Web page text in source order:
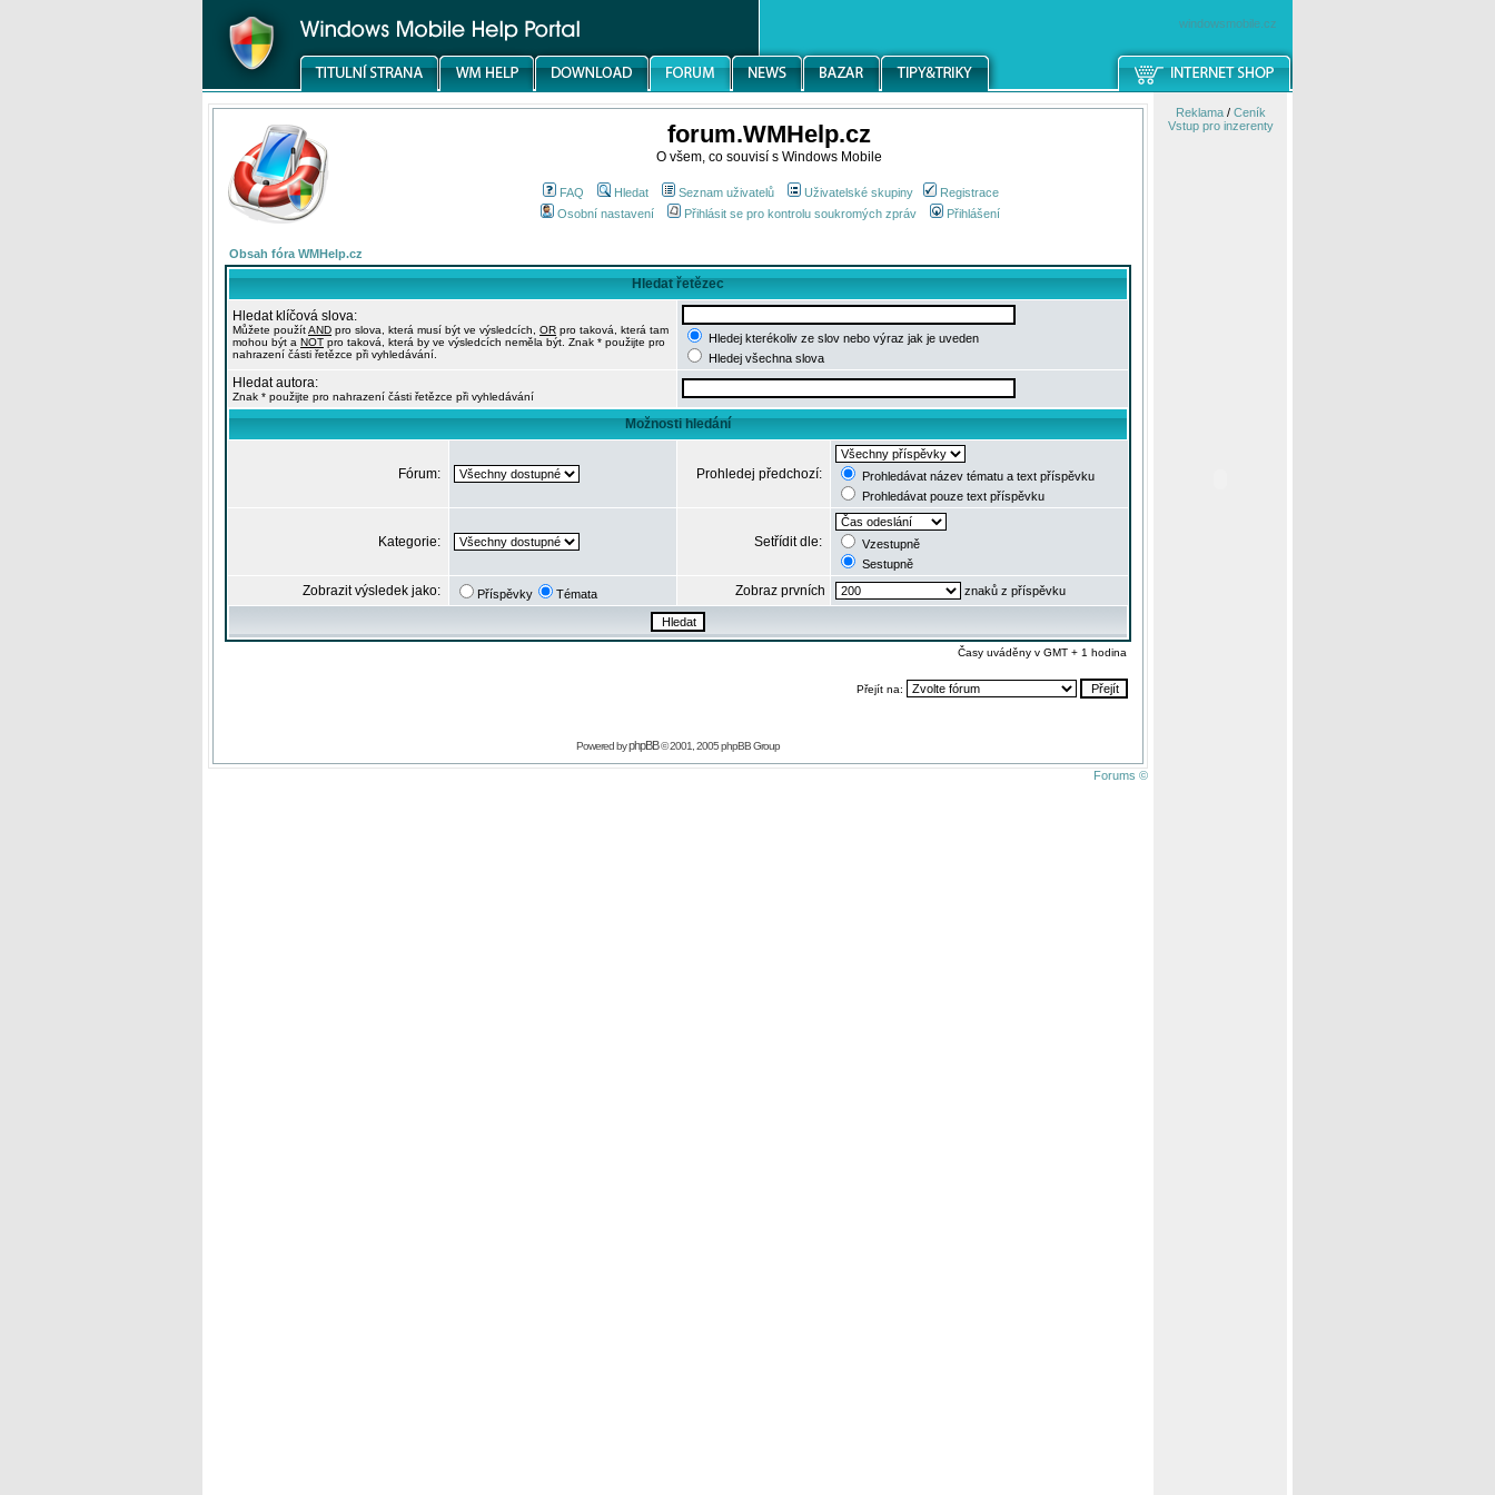
windowsmobile.cz
forum.WMHelp.cz
O všem, co souvisí s Windows Mobile
FAQ Hledat Seznam uživatelů Uživatelské skupiny
Registrace
Osobní nastavení
Přihlásit se pro kontrolu soukromých zpráv Přihlášení
Obsah fóra WMHelp.cz
Hledat řetězec
Hledat klíčová slova:
Můžete použítAND pro slova, která musí být ve výsledcích, OR pro taková, která tam
mohou být a NOT pro taková, která by ve výsledcích neměla být. Znak * použijte pro
nahrazení části řetězce při vyhledávání.
Hledej kterékoliv ze slov nebo výraz jak je uveden
Hledej všechna slova
Hledat autora:
Znak * použijte pro nahrazení části řetězce při vyhledávání
Možnosti hledání
Fórum: Prohledej předchozí:
Prohledávat název tématu a text příspěvku
Prohledávat pouze text příspěvku
Kategorie: Setřídit dle:
Vzestupně
Sestupně
Zobrazit výsledek jako: Příspěvky Témata Zobraz prvních znaků z příspěvku
Časy uváděny v GMT + 1 hodina
Přejít na:
Powered byphpBB© 2001, 2005 phpBB Group
Forums ©
Reklama/ Ceník
Vstup pro inzerenty